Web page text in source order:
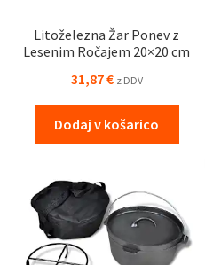
Litoželezna Žar Ponev z
Lesenim Ročajem 20×20 cm
31,87€ z DDV
Dodaj v košarico